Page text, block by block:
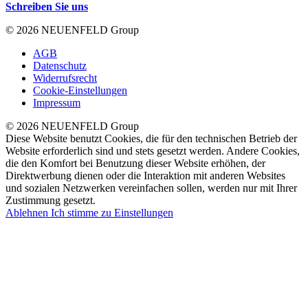
Schreiben Sie uns
© 2026 NEUENFELD Group
AGB
Datenschutz
Widerrufsrecht
Cookie-Einstellungen
Impressum
© 2026 NEUENFELD Group
Diese Website benutzt Cookies, die für den technischen Betrieb der
Website erforderlich sind und stets gesetzt werden. Andere Cookies,
die den Komfort bei Benutzung dieser Website erhöhen, der
Direktwerbung dienen oder die Interaktion mit anderen Websites
und sozialen Netzwerken vereinfachen sollen, werden nur mit Ihrer
Zustimmung gesetzt.
Ablehnen Ich stimme zu Einstellungen